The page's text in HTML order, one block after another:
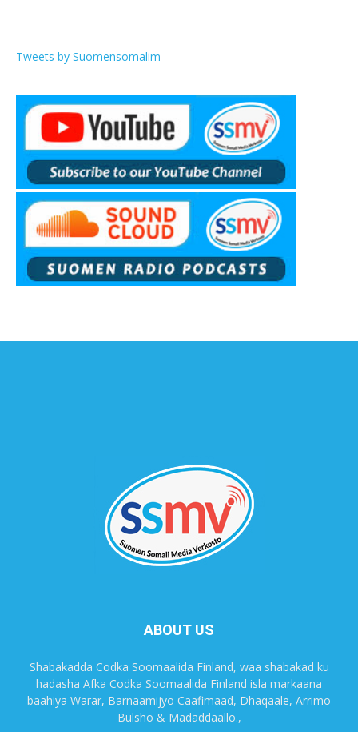
Tweets by Suomensomalim
ABOUT US
Shabakadda Codka Soomaalida Finland, waa shabakad ku
hadasha Afka Codka Soomaalida Finland isla markaana
baahiya Warar, Barnaamijyo Caafimaad, Dhaqaale, Arrimo
Bulsho & Madaddaallo.,